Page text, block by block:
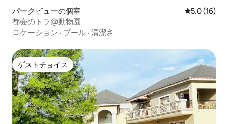
パークビューの個室 レビュー16
5.0 (16)
都会のトラ@動物園
ロケーション · プール · 清潔さ
ゲストチョイス
ゲストチョイス